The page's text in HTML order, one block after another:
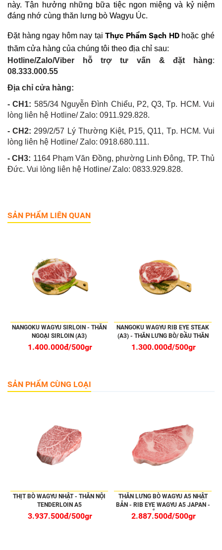
này. Tận hưởng những bữa tiệc ngon miệng và kỷ niệm
đáng nhớ cùng thăn lưng bò Wagyu Úc.
Đặt hàng ngay hôm nay tại Thực Phẩm Sạch HD hoặc ghé
thăm cửa hàng của chúng tôi theo địa chỉ sau:
Hotline/Zalo/Viber hỗ trợ tư vấn & đặt hàng
08.333.000.55
Địa chỉ cửa hàng:
- CH1: 585/34 Nguyễn Đình Chiểu, P2, Q3, Tp. HCM. Vui
lòng liên hệ Hotline/ Zalo: 0911.929.828.
- CH2: 299/2/57 Lý Thường Kiệt, P15, Q11, Tp. HCM. Vui
lòng liên hệ Hotline/ Zalo: 0918.680.111.
- CH3: 1164 Phạm Văn Đồng, phường Linh Đông, TP. Thủ
Đức. Vui lòng liên hệ Hotline/ Zalo: 0833.929.828.
SẢN PHẨM LIÊN QUAN
NANGOKU WAGYU SIRLOIN - THĂN
NGOẠI SIRLOIN (A3)
1.400.000đ/500gr
NANGOKU WAGYU RIB EYE STEAK
(A3) - THĂN LƯNG BÒ/ ĐẦU THĂN
NGOẠI
1.300.000đ/500gr
SẢN PHẨM CÙNG LOẠI
THỊT BÒ WAGYU NHẬT - THĂN NỘI
TENDERLOIN A5
3.937.500đ/500gr
THĂN LƯNG BÒ WAGYU A5 NHẬT
BẢN - RIB EYE WAGYU A5 JAPAN -
CẮT STEAK
2.887.500đ/500gr